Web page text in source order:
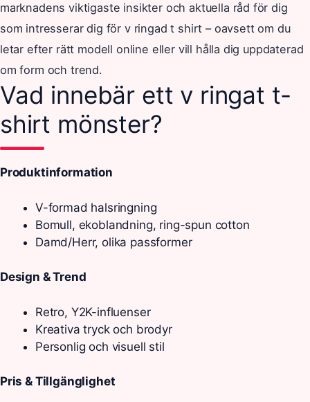
marknadens viktigaste insikter och aktuella råd för dig
som intresserar dig för v ringad t shirt – oavsett om du
letar efter rätt modell online eller vill hålla dig uppdaterad
om form och trend.
Vad innebär ett v ringat t-
shirt mönster?
Produktinformation
V-formad halsringning
Bomull, ekoblandning, ring-spun cotton
Damd/Herr, olika passformer
Design & Trend
Retro, Y2K-influenser
Kreativa tryck och brodyr
Personlig och visuell stil
Pris & Tillgänglighet